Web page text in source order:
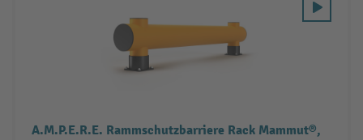
A.M.P.E.R.E. Rammschutzbarriere Rack Mammut®,